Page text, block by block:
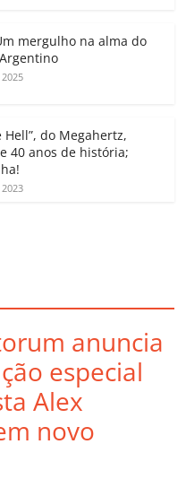
a
ss
o
m
k h
mergulho na alma do
Hell”, do Megahertz,
40 anos de história;
anuncia
especial
Alex
novo